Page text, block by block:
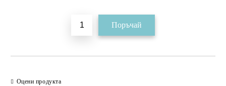
Оцени продукта